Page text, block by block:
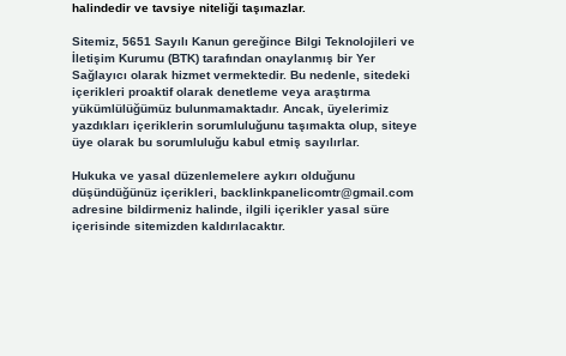
halindedir ve tavsiye niteliği taşımazlar.
Sitemiz, 5651 Sayılı Kanun gereğince Bilgi Teknolojileri ve
İletişim Kurumu (BTK) tarafından onaylanmış bir Yer
Sağlayıcı olarak hizmet vermektedir. Bu nedenle, sitedeki
içerikleri proaktif olarak denetleme veya araştırma
yükümlülüğümüz bulunmamaktadır. Ancak, üyelerimiz
yazdıkları içeriklerin sorumluluğunu taşımakta olup, siteye
üye olarak bu sorumluluğu kabul etmiş sayılırlar.
Hukuka ve yasal düzenlemelere aykırı olduğunu
düşündüğünüz içerikleri, backlinkpanelicomtr@gmail.com
adresine bildirmeniz halinde, ilgili içerikler yasal süre
içerisinde sitemizden kaldırılacaktır.